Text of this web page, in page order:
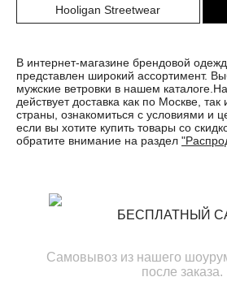
Hooligan Streetwear
В интернет-магазине брендовой
представлен широкий ассортимент.
мужские ветровки в нашем
действует доставка как по Москве,
страны, ознакомиться с условиями и
если вы хотите купить товары со
обратите внимание на раздел
БЕСПЛАТНЫЙ
Самовывоз из нашего
после заказа.